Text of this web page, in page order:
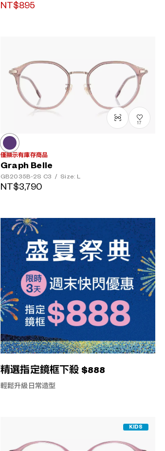
精選指定鏡框下殺 $888
輕鬆升級日常造型
NT$895
17
僅顯示有庫存商品
Graph Belle
GB2035B-2S C3 / Size: L
NT$3,790
KIDS